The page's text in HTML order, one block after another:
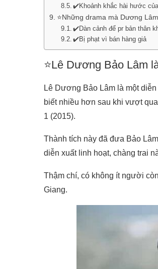
✔️Khoảnh khắc hài hước
⭐Những drama mà Dương
✔️Dàn cảnh để pr bản thân
✔️Bị phạt vì bán hàng giả
⭐Lê Dương Bảo Lâm
Lê Dương Bảo Lâm là một
biết nhiều hơn sau khi vượt
1 (2015).
Thành tích này đã đưa Bảo
diễn xuất linh hoạt, chàng trai
Thậm chí, có không ít người
Giang.